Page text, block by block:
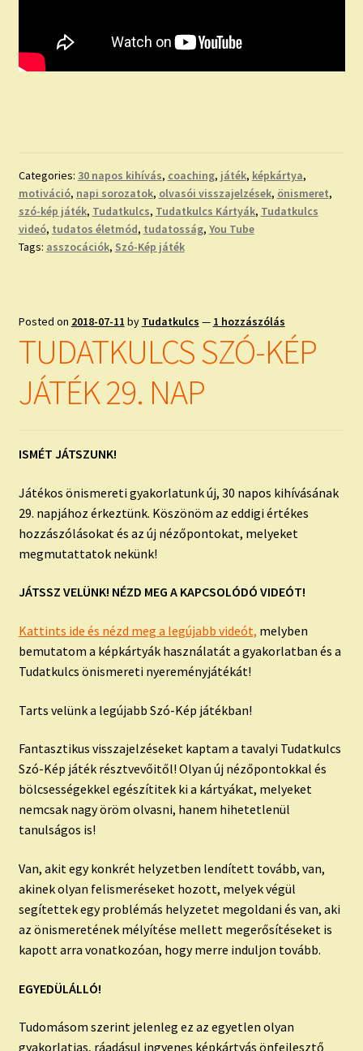
Categories: 30 napos kihívás, coaching, játék, képkártya,
motiváció, napi sorozatok, olvasói visszajelzések, önismeret,
szó-kép játék, Tudatkulcs, Tudatkulcs Kártyák, Tudatkulcs
videó, tudatos életmód, tudatosság, You Tube
Tags: asszocációk, Szó-Kép játék
Posted on 2018-07-11 by Tudatkulcs — 1 hozzászólás
TUDATKULCS SZÓ-KÉP
JÁTÉK 29. NAP
ISMÉT JÁTSZUNK!
Játékos önismereti gyakorlatunk új, 30 napos kihívásának
29. napjához érkeztünk. Köszönöm az eddigi értékes
hozzászólásokat és az új nézőpontokat, melyeket
megmutattatok nekünk!
JÁTSSZ VELÜNK! NÉZD MEG A KAPCSOLÓDÓ VIDEÓT!
Kattints ide és nézd meg a legújabb videót, melyben
bemutatom a képkártyák használatát a gyakorlatban és a
Tudatkulcs önismereti nyereményjátékát!
Tarts velünk a legújabb Szó-Kép játékban!
Fantasztikus visszajelzéseket kaptam a tavalyi Tudatkulcs
Szó-Kép játék résztvevőitől! Olyan új nézőpontokkal és
bölcsességekkel egészítitek ki a kártyákat, melyeket
nemcsak nagy öröm olvasni, hanem hihetetlenül
tanulságos is!
Van, akit egy konkrét helyzetben lendített tovább, van,
akinek olyan felismeréseket hozott, melyek végül
segítettek egy problémás helyzetet megoldani és van, aki
az önismeretének mélyítése mellett megerősítéseket is
kapott arra vonatkozóan, hogy merre induljon tovább.
EGYEDÜLÁLLÓ!
Tudomásom szerint jelenleg ez az egyetlen olyan
gyakorlatias, ráadásul ingyenes képkártyás önfejlesztő